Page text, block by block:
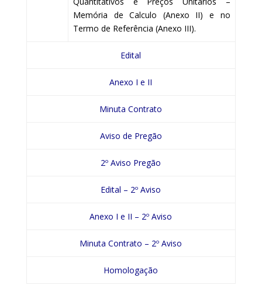
Memória de Calculo (Anexo II) e no
Termo de Referência (Anexo III).
Edital
Anexo I e II
Minuta Contrato
Aviso de Pregão
2º Aviso Pregão
Edital – 2º Aviso
Anexo I e II – 2º Aviso
Minuta Contrato – 2º Aviso
Homologação